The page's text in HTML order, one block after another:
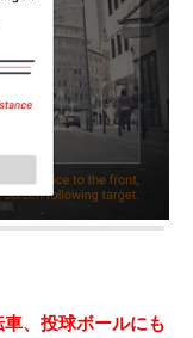
、投球ボールにも